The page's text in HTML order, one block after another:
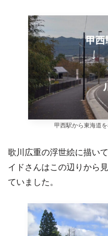
甲西駅から東海道
歌川広重の浮世絵に描い
イドさんはこの辺りから
ていました。